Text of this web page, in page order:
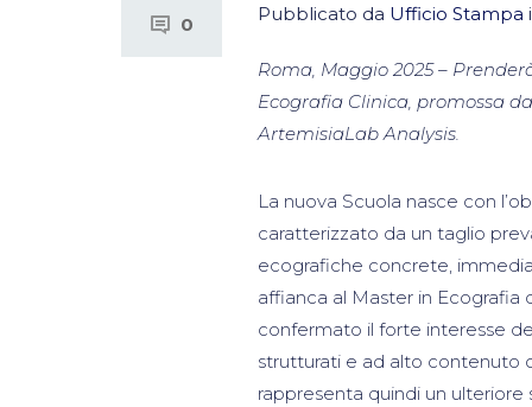
0 Pubblicato da Ufficio Stampa
Roma, Maggio 2025 –
Ecografia Clinica, promossa
ArtemisiaLab Analysis.
La nuova Scuola nasce con
caratterizzato da un taglio
ecografiche concrete,
affianca al Master in Ecografia
confermato il forte interesse
strutturati e ad alto contenuto
rappresenta quindi un